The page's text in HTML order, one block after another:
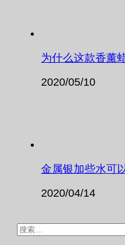
为什么这款香薰
2020/05/10
金属银加些水可
2020/04/14
搜